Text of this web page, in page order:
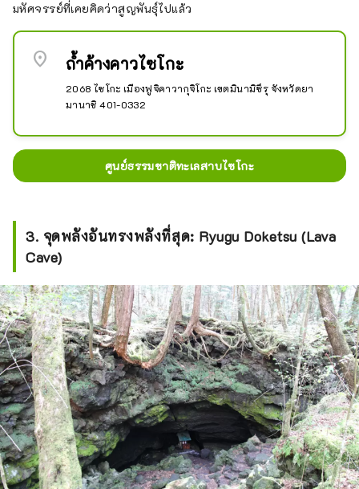
มหัศจรรย์ที่เคยคิดว่าสูญพันธุ์ไปแล้ว
location_on ถ้ำค้างคาวไซโกะ
2068 ไซโกะ เมืองฟูจิคาวากุจิโกะ เขตมินามิซึรุ จังหวัดยา
มานาชิ 401-0332
ศูนย์ธรรมชาติทะเลสาบไซโกะ
3. จุดพลังอันทรงพลังที่สุด: Ryugu Doketsu (Lava
Cave)